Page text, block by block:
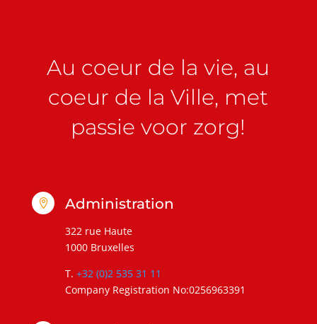
Au coeur de la vie, au
coeur de la Ville, met
passie voor zorg!
 Administration
322 rue Haute
1000 Bruxelles
T. +32 (0)2 535 31 11
Company Registration No:0256963391